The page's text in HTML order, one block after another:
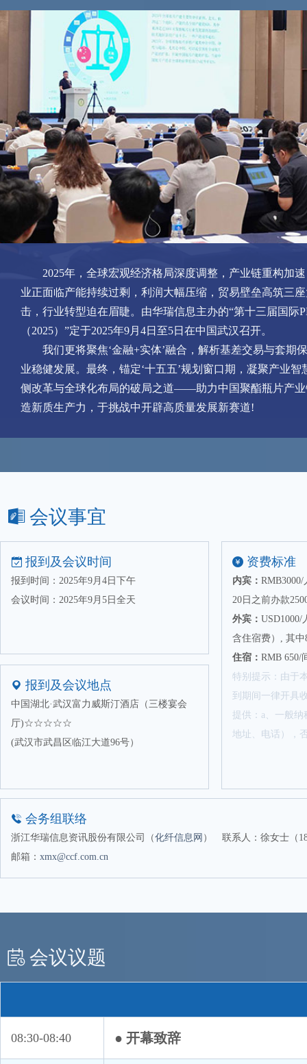
2025年，全球宏观经济格局深度调整，产业链重构加
业正面临产能持续过剩，利润大幅压缩，贸易壁垒高筑三
击，行业转型迫在眉睫。由华瑞信息主办的“第十三届国际
（2025）”定于2025年9月4日至5日在中国武汉召开。
我们更将聚焦‘金融+实体’融合，解析基差交易与套期
业稳健发展。最终，锚定‘十五五’规划窗口期，凝聚产业智
侧改革与全球化布局的破局之道——助力中国聚酯瓶片产
造新质生产力，于挑战中开辟高质量发展新赛道!
会议事宜
报到及会议时间
报到时间：2025年9月4日下午
会议时间：2025年9月5日全天
报到及会议地点
中国湖北·武汉富力威斯汀酒店（三楼宴会
厅)☆☆☆☆☆
(武汉市武昌区临江大道96号）
资费标准
内宾：
20日之前办款
外宾：
含住宿费）, 其中
住宿： RMB 650/
特别提示：由于
到期间一律开具
提供：a、一般
地址、电话），
会务组联络
浙江华瑞信息资讯股份有限公司（化纤信息网 ）
联系人：徐女士（
邮箱： xmx@ccf.com.cn
会议议题
08:30-08:40 ● 开幕致辞
Danone Asia PTE LTD
北京涂多多电子商务股份有限公司
达利食品集团有限公司
福建百宏聚纤科技实业有限公司
固瑞特（天津）复合材料有限公司
华润怡宝饮料（中国）有限公司
江苏化米材料科技有限公司
康泰斯（上海）化学工程有限公司
宁波中基清润化工有限公司
青岛华瀚众鑫储运有限公司
青岛啤酒优家健康饮品（上海）有限公司
汕头市宏鼎晟塑胶有限公司
上海嘉德能通新材料科技有限公司
苏州柏昆新材料有限公司
武汉安捷塑胶有限公司